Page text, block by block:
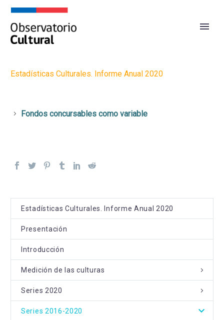
Estadísticas Culturales. Informe Anual 2020
Fondos concursables como variable
Estadísticas Culturales. Informe Anual 2020
Presentación
Introducción
Medición de las culturas
Series 2020
Series 2016-2020